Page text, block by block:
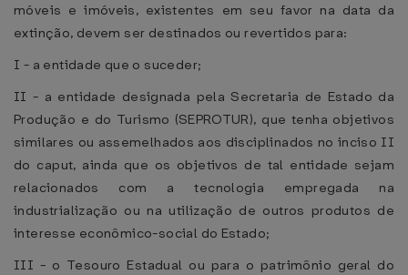
móveis e imóveis, existentes em seu favor na data da
extinção, devem ser destinados ou revertidos para:
I - a entidade que o suceder;
II - a entidade designada pela Secretaria de Estado da
Produção e do Turismo (SEPROTUR), que tenha objetivos
similares ou assemelhados aos disciplinados no inciso II
do caput, ainda que os objetivos de tal entidade sejam
relacionados com a tecnologia empregada na
industrialização ou na utilização de outros produtos de
interesse econômico-social do Estado;
III - o Tesouro Estadual ou para o patrimônio geral do